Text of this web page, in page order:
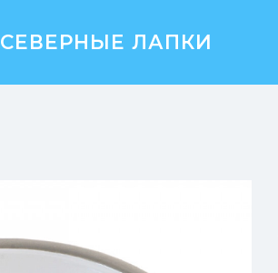
СЕВЕРНЫЕ ЛАПКИ